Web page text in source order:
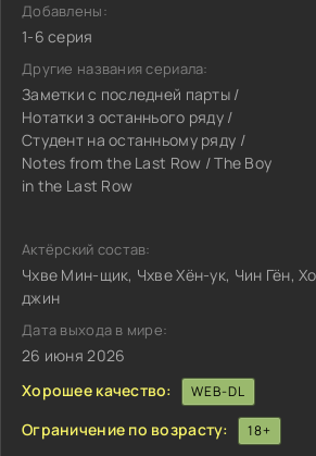
Добавлены:
1-6 серия
Другие названия сериала:
Заметки с последней парты /
Нотатки з останнього ряду /
Студент на останньому ряду /
Notes from the Last Row / The Boy
in the Last Row
Актёрский состав:
Чхве Мин-щик, Чхве Хён-ук, Чин Гён,
джин
Дата выхода в мире:
26 июня 2026
Хорошее качество:
WEB-DL
Ограничение по возрасту: 18+